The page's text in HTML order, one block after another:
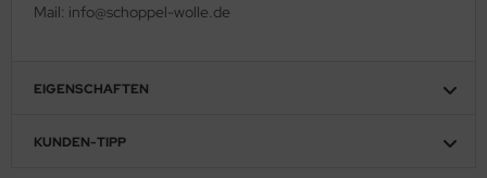
Mail: info@schoppel-wolle.de
EIGENSCHAFTEN
KUNDEN-TIPP